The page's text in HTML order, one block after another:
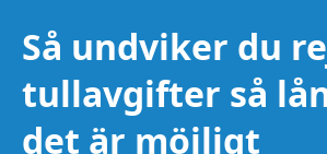
Så undviker du
tullavgifter så
det är möjligt